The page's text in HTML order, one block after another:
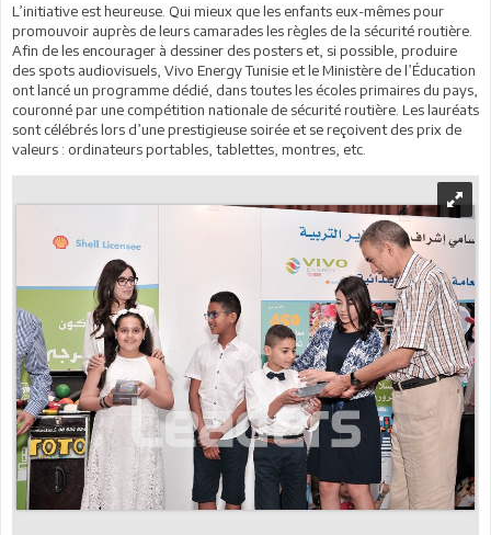
L’initiative est heureuse. Qui mieux que les enfants eux-mêmes pour
promouvoir auprès de leurs camarades les règles de la sécurité routière.
Afin de les encourager à dessiner des posters et, si possible, produire
des spots audiovisuels, Vivo Energy Tunisie et le Ministère de l’Éducation
ont lancé un programme dédié, dans toutes les écoles primaires du pays,
couronné par une compétition nationale de sécurité routière. Les lauréats
sont célébrés lors d’une prestigieuse soirée et se reçoivent des prix de
valeurs : ordinateurs portables, tablettes, montres, etc.